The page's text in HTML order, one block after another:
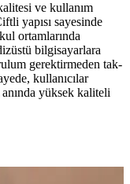
ve kullanım
yapısı sayesinde
ortamlarında
bilgisayarlara
gerektirmeden tak-
kullanıcılar
yüksek kaliteli